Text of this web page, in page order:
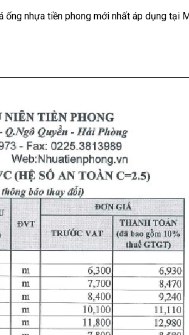
nhựa tiền phong mới nhất áp dụng tại